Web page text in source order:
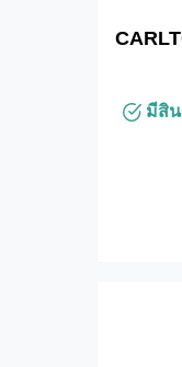
มีสิ